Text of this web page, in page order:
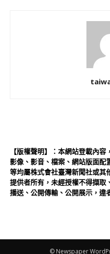
【版權聲明】：本網站登載內
影像、影音、檔案、網站版面配
等均屬株式會社臺灣新聞社或其
提供者所有，未經授權不得擷取
播送、公開傳輸、公開展示，違
© Newspaper